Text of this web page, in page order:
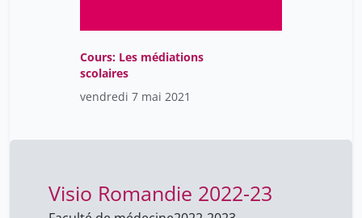
Cours: Les médiations
scolaires
vendredi 7 mai 2021
Visio Romandie 2022-23